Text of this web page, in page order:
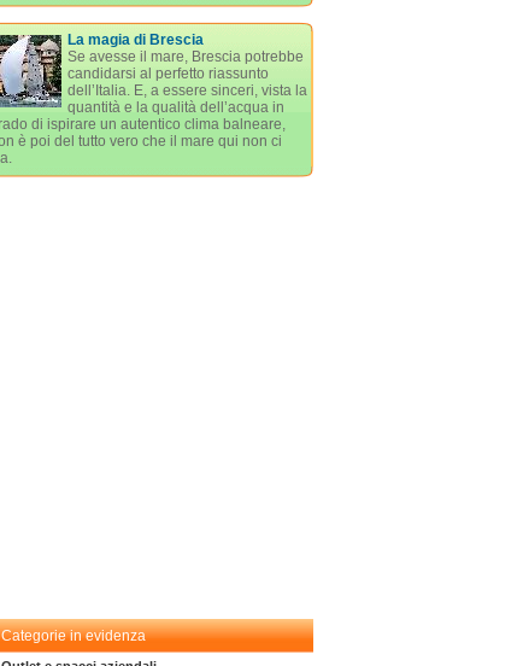
La magia di Brescia
Se avesse il mare, Brescia potrebbe
candidarsi al perfetto riassunto
dell’Italia. E, a essere sinceri, vista la
quantità e la qualità dell’acqua in
di ispirare un autentico clima balneare,
è poi del tutto vero che il mare qui non ci
Categorie in evidenza